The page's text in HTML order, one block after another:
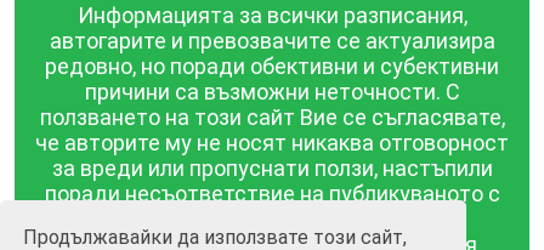
Продължавайки да използвате този сайт,
Информацията за всички разписания,
автогарите и превозвачите се актуализира
редовно, но поради обективни и субективни
причини са възможни неточности. С
ползването на този сайт Вие се съгласявате,
че авторите му не носят никаква отговорност
за вреди или пропуснати ползи, настъпили
поради несъответствие на публикуваното с
публикувана в този сайт се предоставя